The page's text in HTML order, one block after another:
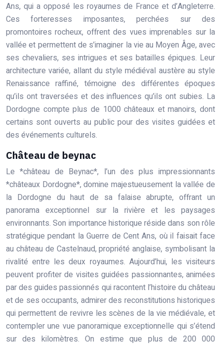
Ans, qui a opposé les royaumes de France et d’Angleterre.
Ces forteresses imposantes, perchées sur des
promontoires rocheux, offrent des vues imprenables sur la
vallée et permettent de s’imaginer la vie au Moyen Âge, avec
ses chevaliers, ses intrigues et ses batailles épiques. Leur
architecture variée, allant du style médiéval austère au style
Renaissance raffiné, témoigne des différentes époques
qu’ils ont traversées et des influences qu’ils ont subies. La
Dordogne compte plus de 1000 châteaux et manoirs, dont
certains sont ouverts au public pour des visites guidées et
des événements culturels.
Château de beynac
Le *château de Beynac*, l’un des plus impressionnants
*châteaux Dordogne*, domine majestueusement la vallée de
la Dordogne du haut de sa falaise abrupte, offrant un
panorama exceptionnel sur la rivière et les paysages
environnants. Son importance historique réside dans son rôle
stratégique pendant la Guerre de Cent Ans, où il faisait face
au château de Castelnaud, propriété anglaise, symbolisant la
rivalité entre les deux royaumes. Aujourd’hui, les visiteurs
peuvent profiter de visites guidées passionnantes, animées
par des guides passionnés qui racontent l’histoire du château
et de ses occupants, admirer des reconstitutions historiques
qui permettent de revivre les scènes de la vie médiévale, et
contempler une vue panoramique exceptionnelle qui s’étend
sur des kilomètres. On estime que plus de 200 000